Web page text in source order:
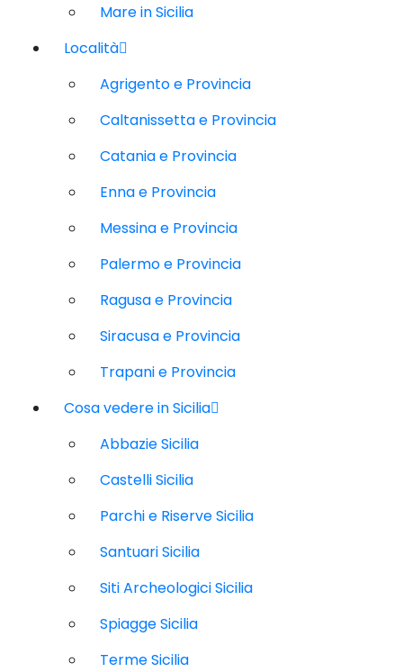
Mare in Sicilia
Località
Agrigento e Provincia
Caltanissetta e Provincia
Catania e Provincia
Enna e Provincia
Messina e Provincia
Palermo e Provincia
Ragusa e Provincia
Siracusa e Provincia
Trapani e Provincia
Cosa vedere in Sicilia
Abbazie Sicilia
Castelli Sicilia
Parchi e Riserve Sicilia
Santuari Sicilia
Siti Archeologici Sicilia
Spiagge Sicilia
Terme Sicilia